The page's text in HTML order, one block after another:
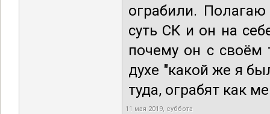
ограбили.
суть СК и он на
почему он с своём
духе "какой же я
туда, ограбят как
11 мая 2019, суббота